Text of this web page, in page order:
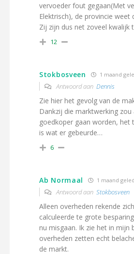
vervoeder fout gegaan(Met
Elektrisch), de provincie weet
Zij zijn dus net zoveel kwalijk
12
Stokbosveen 1 maand
Antwoord aan Dennis
Zie hier het gevolg van de
Dankzij die marktwerking zou
goedkoper gaan worden, het
is wat er gebeurde…
6
Ab Normaal 1 maand
Antwoord aan Stokbosveen
Alleen overheden rekende
calculeerde te grote
nu misgaan. Ik zie het in mijn
overheden zetten echt
de markt.